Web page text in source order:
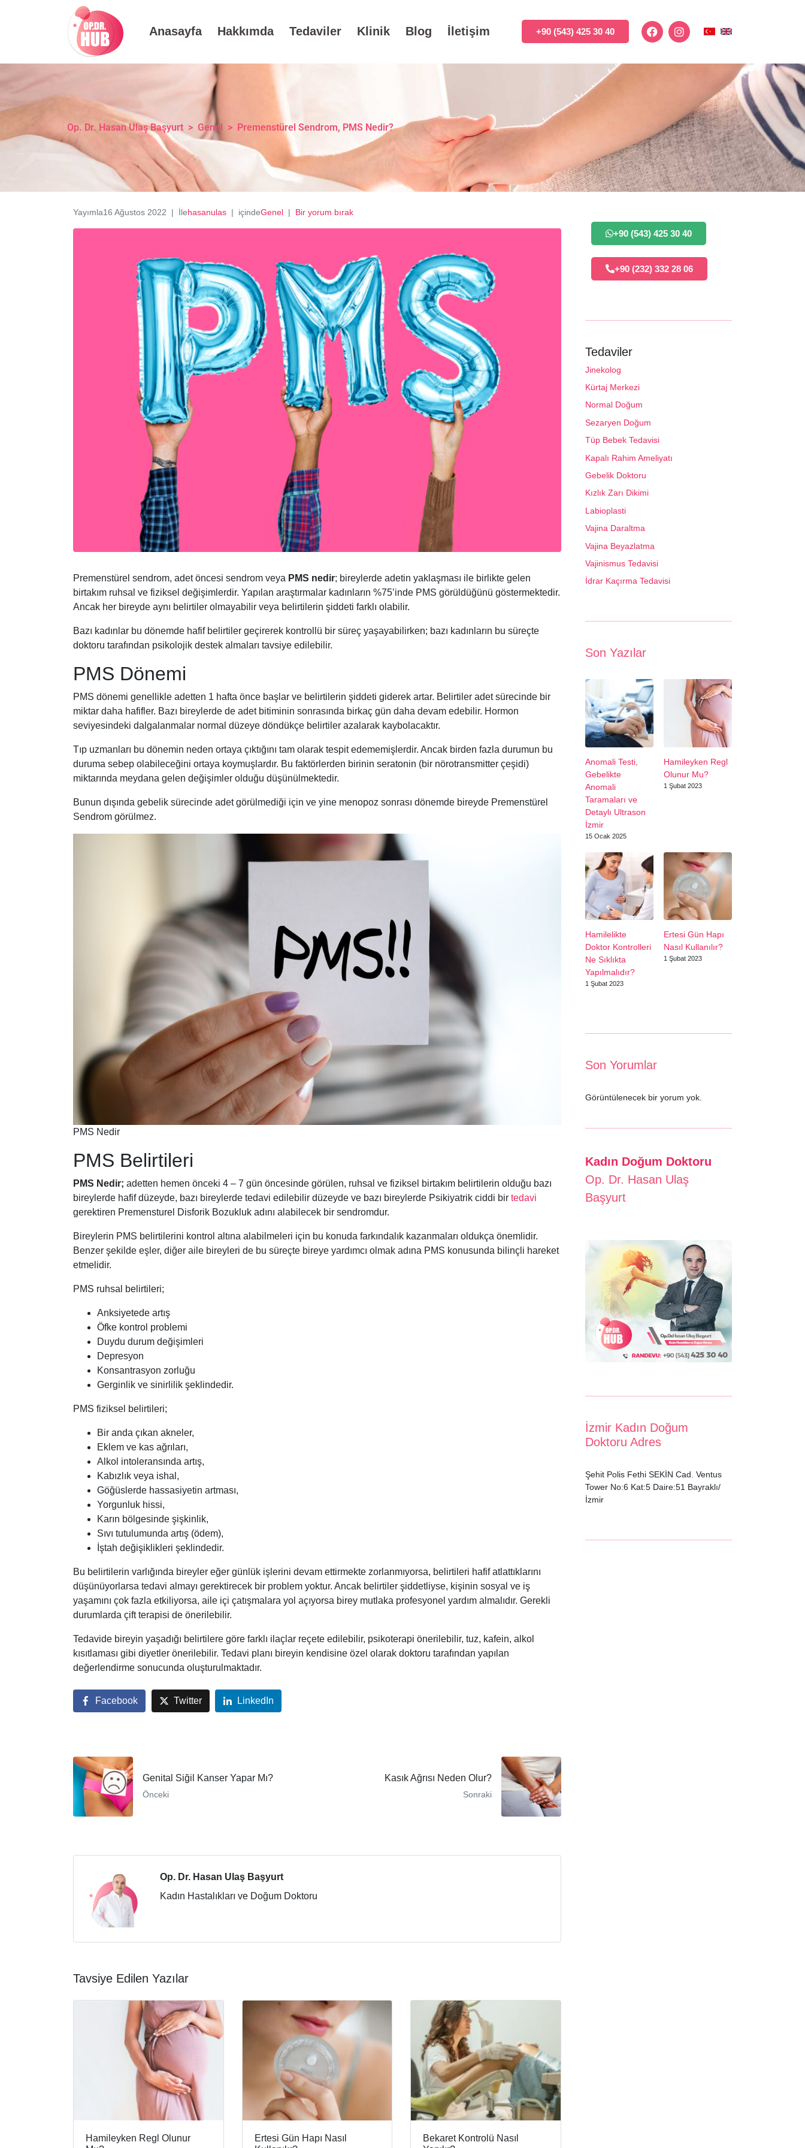
Anasayfa Hakkımda Tedaviler Klinik Blog İletişim +90 (543) 425 30 40
Op. Dr. Hasan Ulaş Başyurt > Genel > Premenstürel Sendrom, PMS Nedir?
Yayımla16 Ağustos 2022 İlehasanulas içindeGenel Bir yorum bırak
Premenstürel sendrom, adet öncesi sendrom veya PMS nedir; bireylerde adetin yaklaşması ile birlikte gelen
birtakım ruhsal ve fiziksel değişimlerdir. Yapılan araştırmalar kadınların %75’inde PMS görüldüğünü göstermektedir.
Ancak her bireyde aynı belirtiler olmayabilir veya belirtilerin şiddeti farklı olabilir.
Bazı kadınlar bu dönemde hafif belirtiler geçirerek kontrollü bir süreç yaşayabilirken; bazı kadınların bu süreçte
doktoru tarafından psikolojik destek almaları tavsiye edilebilir.
PMS Dönemi
PMS dönemi genellikle adetten 1 hafta önce başlar ve belirtilerin şiddeti giderek artar. Belirtiler adet sürecinde bir
miktar daha hafifler. Bazı bireylerde de adet bitiminin sonrasında birkaç gün daha devam edebilir. Hormon
seviyesindeki dalgalanmalar normal düzeye döndükçe belirtiler azalarak kaybolacaktır.
Tıp uzmanları bu dönemin neden ortaya çıktığını tam olarak tespit edememişlerdir. Ancak birden fazla durumun bu
duruma sebep olabileceğini ortaya koymuşlardır. Bu faktörlerden birinin seratonin (bir nörotransmitter çeşidi)
miktarında meydana gelen değişimler olduğu düşünülmektedir.
Bunun dışında gebelik sürecinde adet görülmediği için ve yine menopoz sonrası dönemde bireyde Premenstürel
Sendrom görülmez.
PMS Nedir
PMS Belirtileri
PMS Nedir; adetten hemen önceki 4 – 7 gün öncesinde görülen, ruhsal ve fiziksel birtakım belirtilerin olduğu bazı
bireylerde hafif düzeyde, bazı bireylerde tedavi edilebilir düzeyde ve bazı bireylerde Psikiyatrik ciddi bir tedavi
gerektiren Premensturel Disforik Bozukluk adını alabilecek bir sendromdur.
Bireylerin PMS belirtilerini kontrol altına alabilmeleri için bu konuda farkındalık kazanmaları oldukça önemlidir.
Benzer şekilde eşler, diğer aile bireyleri de bu süreçte bireye yardımcı olmak adına PMS konusunda bilinçli hareket
etmelidir.
PMS ruhsal belirtileri;
Anksiyetede artış
Öfke kontrol problemi
Duydu durum değişimleri
Depresyon
Konsantrasyon zorluğu
Gerginlik ve sinirlilik şeklindedir.
PMS fiziksel belirtileri;
Bir anda çıkan akneler,
Eklem ve kas ağrıları,
Alkol intoleransında artış,
Kabızlık veya ishal,
Göğüslerde hassasiyetin artması,
Yorgunluk hissi,
Karın bölgesinde şişkinlik,
Sıvı tutulumunda artış (ödem),
İştah değişiklikleri şeklindedir.
Bu belirtilerin varlığında bireyler eğer günlük işlerini devam ettirmekte zorlanmıyorsa, belirtileri hafif atlattıklarını
düşünüyorlarsa tedavi almayı gerektirecek bir problem yoktur. Ancak belirtiler şiddetliyse, kişinin sosyal ve iş
yaşamını çok fazla etkiliyorsa, aile içi çatışmalara yol açıyorsa birey mutlaka profesyonel yardım almalıdır. Gerekli
durumlarda çift terapisi de önerilebilir.
Tedavide bireyin yaşadığı belirtilere göre farklı ilaçlar reçete edilebilir, psikoterapi önerilebilir, tuz, kafein, alkol
kısıtlaması gibi diyetler önerilebilir. Tedavi planı bireyin kendisine özel olarak doktoru tarafından yapılan
değerlendirme sonucunda oluşturulmaktadır.
Facebook Twitter LinkedIn
Genital Siğil Kanser Yapar Mı?
Önceki
Kasık Ağrısı Neden Olur?
Sonraki
Op. Dr. Hasan Ulaş Başyurt
Kadın Hastalıkları ve Doğum Doktoru
Tavsiye Edilen Yazılar
Hamileyken Regl Olunur
Ertesi Gün Hapı Nasıl
Bekaret Kontrolü Nasıl
+90 (543) 425 30 40
+90 (232) 332 28 06
Tedaviler
Jinekolog
Kürtaj Merkezi
Normal Doğum
Sezaryen Doğum
Tüp Bebek Tedavisi
Kapalı Rahim Ameliyatı
Gebelik Doktoru
Kızlık Zarı Dikimi
Labioplasti
Vajina Daraltma
Vajina Beyazlatma
Vajinismus Tedavisi
İdrar Kaçırma Tedavisi
Son Yazılar
Anomali Testi,
Gebelikte
Anomali
Taramaları ve
Detaylı Ultrason
İzmir
15 Ocak 2025
Hamileyken Regl
Olunur Mu?
1 Şubat 2023
Hamilelikte
Doktor Kontrolleri
Ne Sıklıkta
Yapılmalıdır?
1 Şubat 2023
Ertesi Gün Hapı
Nasıl Kullanılır?
1 Şubat 2023
Son Yorumlar
Görüntülenecek bir yorum yok.
Kadın Doğum Doktoru
Op. Dr. Hasan Ulaş
Başyurt
İzmir Kadın Doğum
Doktoru Adres
Şehit Polis Fethi SEKİN Cad. Ventus
Tower No:6 Kat:5 Daire:51 Bayraklı/
İzmir